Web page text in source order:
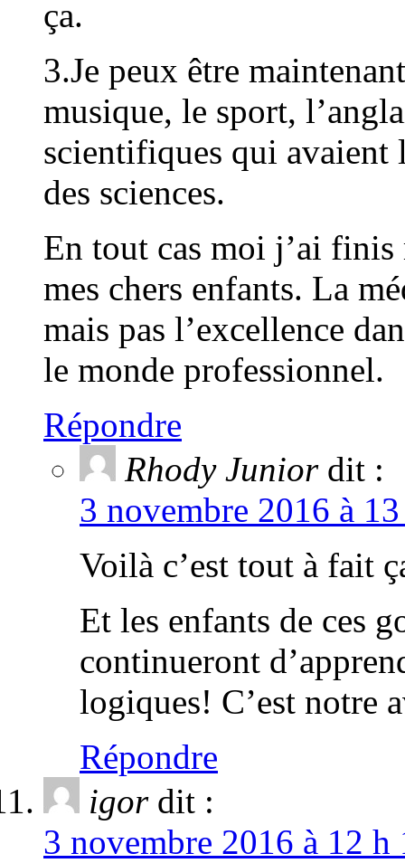
ça.
3.Je peux être
musique, le sport,
scientifiques qui avaient
des sciences.
En tout cas moi j’ai finis
mes chers enfants. La
mais pas l’excellence
le monde professionnel.
Répondre
Rhody Junior dit :
3 novembre 2016 à
Voilà c’est tout à fait
Et les enfants de ces
continueront
logiques! C’est notre
Répondre
igor dit :
3 novembre 2016 à 12